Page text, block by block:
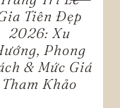
Tiên Đẹp
2026: Xu
Phong
& Mức Giá
Tham Khảo